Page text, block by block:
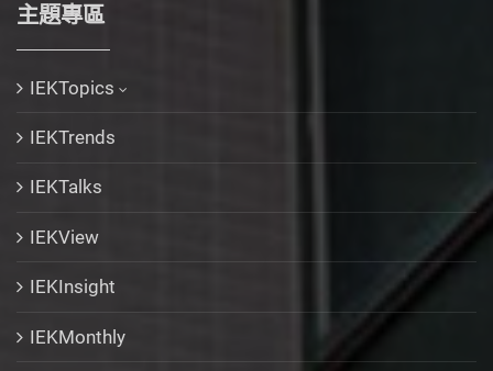
主題專區
IEKTopics
IEKTrends
IEKTalks
IEKView
IEKInsight
IEKMonthly